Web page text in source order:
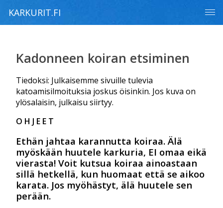
KARKURIT.FI
Kadonneen koiran etsiminen
Tiedoksi: Julkaisemme sivuille tulevia
katoamisilmoituksia joskus öisinkin. Jos kuva on
ylösalaisin, julkaisu siirtyy.
O H J E E T
Ethän jahtaa karannutta koiraa. Älä
myöskään huutele karkuria, EI omaa eikä
vierasta! Voit kutsua koiraa ainoastaan
sillä hetkellä, kun huomaat että se aikoo
karata. Jos myöhästyt, älä huutele sen
perään.